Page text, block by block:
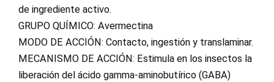
de ingrediente activo.
GRUPO QUÍMICO: Avermectina
MODO DE ACCIÓN: Contacto, ingestión y translaminar.
MECANISMO DE ACCIÓN: Estimula en los insectos la
liberación del ácido gamma-aminobutírico (GABA)